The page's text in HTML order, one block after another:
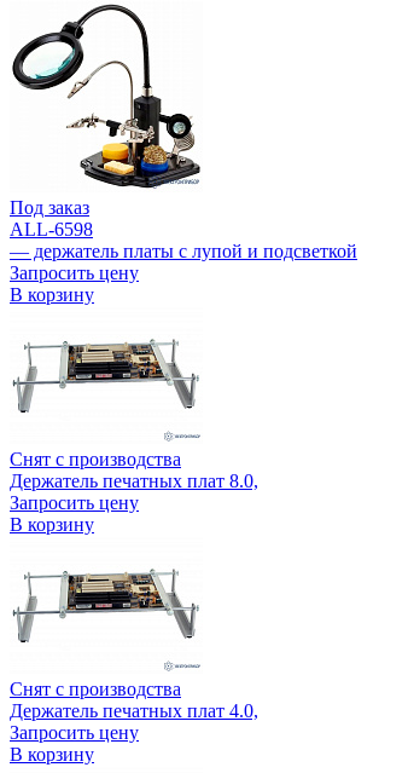
Под заказ
ALL-6598
— держатель платы с лупой и подсветкой
Запросить цену
В корзину
Снят с производства
Держатель печатных плат 8.0,
Запросить цену
В корзину
Снят с производства
Держатель печатных плат 4.0,
Запросить цену
В корзину